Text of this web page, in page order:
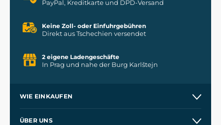
PayPal, Kreditkarte und DPD-Versand
Keine Zoll- oder Einfuhrgebühren
Direkt aus Tschechien versendet
2 eigene Ladengeschäfte
In Prag und nahe der Burg Karlštejn
WIE EINKAUFEN
ÜBER UNS